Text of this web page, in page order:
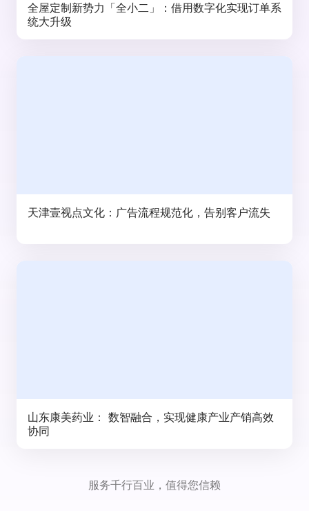
全屋定制新势力「全小二」：借用数字化实现订单系
统大升级
天津壹视点文化：广告流程规范化，告别客户流失
山东康美药业： 数智融合，实现健康产业产销高效
协同
服务千行百业，值得您信赖